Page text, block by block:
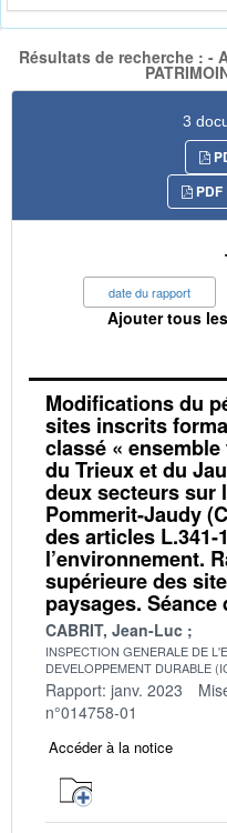
Résultats de recherche : -
3
date du rapport
Ajouter tous
Modifications du
sites inscrits
classé «
du Trieux et du
deux secteurs sur
Pommerit-Jaudy
des articles
l’environnement.
supérieure des
paysages. Séance
CABRIT, Jean-Luc
INSPECTION GENERALE DE
DEVELOPPEMENT DURABLE
Rapport: janv. 2023
n°014758-01
Accéder à la notice